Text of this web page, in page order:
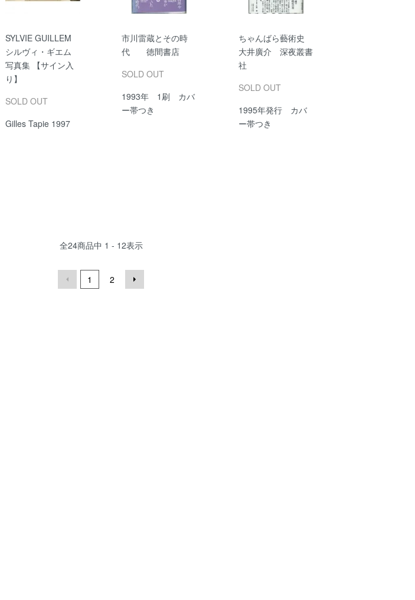
SYLVIE GUILLEM
シルヴィ・ギエム
写真集 【サイン入
り】
SOLD OUT
Gilles Tapie 1997
市川雷蔵とその時
代 徳間書店
SOLD OUT
1993年 1刷 カバ
ー帯つき
ちゃんばら藝術史
大井廣介 深夜叢書
社
SOLD OUT
1995年発行 カバ
ー帯つき
全24商品中 1 - 12表示
1 2